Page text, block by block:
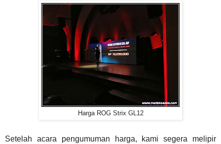
Harga ROG Strix GL12
Setelah acara pengumuman harga, kami segera melipir